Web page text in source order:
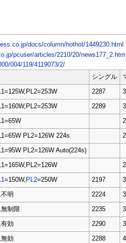
docs/column/hothot/1449230.html
pcuser/articles/2210/20/news177_2.html
004/119/4119073/2/
シングル
2287
2289
PL2=126W 224s
PL2=126W Auto(224s)
=150W, PL2=250W 2197
不明 2224
無制限 2235
有効 2290
無効 2288